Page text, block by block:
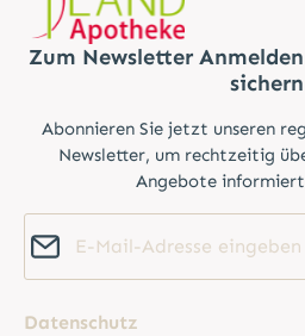
Zum Newsletter
sichern
Abonnieren Sie jetzt unseren
Newsletter, um rechtzeitig
Angebote
Datenschutz